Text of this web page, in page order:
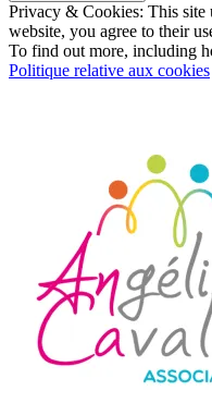
Privacy & Cookies: This site
website, you agree to their
To find out more, including
Politique relative aux cookies